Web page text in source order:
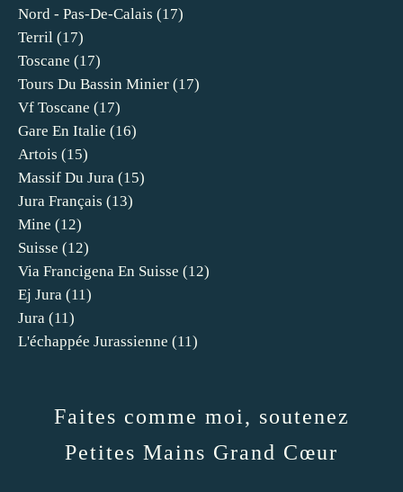
Nord - Pas-De-Calais (17)
Terril (17)
Toscane (17)
Tours Du Bassin Minier (17)
Vf Toscane (17)
Gare En Italie (16)
Artois (15)
Massif Du Jura (15)
Jura Français (13)
Mine (12)
Suisse (12)
Via Francigena En Suisse (12)
Ej Jura (11)
Jura (11)
L'échappée Jurassienne (11)
Faites comme moi, soutenez
Petites Mains Grand Cœur